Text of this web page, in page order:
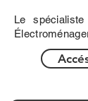
Le